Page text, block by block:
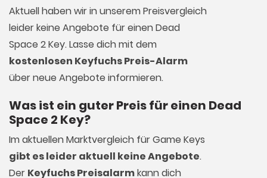
Aktuell haben wir in unserem Preisvergleich
leider keine Angebote für einen Dead
Space 2 Key. Lasse dich mit dem
kostenlosen Keyfuchs Preis-Alarm
über neue Angebote informieren.
Was ist ein guter Preis für einen Dead
Space 2 Key?
Im aktuellen Marktvergleich fürGame Keys
gibt es leider aktuell keine Angebote.
Der Keyfuchs Preisalarmkann dich